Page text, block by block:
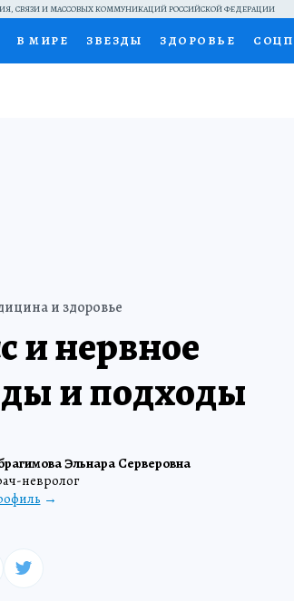
СВЯЗИ И МАССОВЫХ КОММУНИКАЦИЙ РОССИЙСКОЙ ФЕДЕРАЦИИ
В МИРЕ ЗВЕЗДЫ ЗДОРОВЬЕ
и здоровье
Эльнара Серверовна
невролог
и нервное
и подходы